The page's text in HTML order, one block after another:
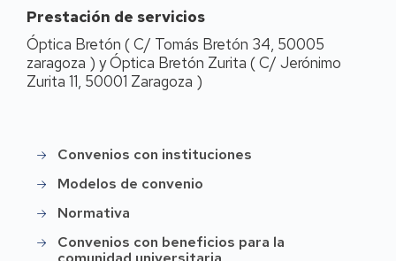
Prestación de servicios
Óptica Bretón ( C/ Tomás Bretón 34, 50005
zaragoza ) y Óptica Bretón Zurita ( C/ Jerónimo
Zurita 11, 50001 Zaragoza )
Menú
convenios
Convenios con instituciones
Modelos de convenio
Normativa
Convenios con beneficios para la